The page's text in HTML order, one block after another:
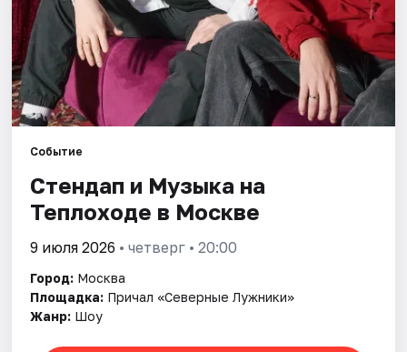
Событие
Стендап и Музыка на
Теплоходе в Москве
9 июля 2026 • четверг • 20:00
Город: Москва
Площадка: Причал «Северные Лужники»
Жанр: Шоу